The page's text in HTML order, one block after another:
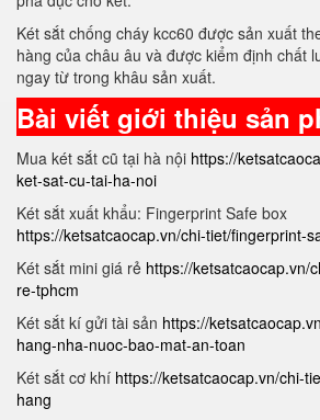
Két sắt chống cháy kcc60 được sản xuất
hàng của châu âu và được kiểm định chất
ngay từ trong khâu sản xuất.
Bài viết giới thiệu sản
Mua két sắt cũ tại hà nội https://
ket-sat-cu-tai-ha-noi
Két sắt xuất khẩu: Fingerprint Safe box
https://ketsatcaocap.vn/chi-tiet/fingerprint-
Két sắt mini giá rẻ https://ketsatcaocap.vn/
re-tphcm
Két sắt kí gửi tài sản https://
hang-nha-nuoc-bao-mat-an-toan
Két sắt cơ khí https://ketsatcaocap.vn/chi-
hang